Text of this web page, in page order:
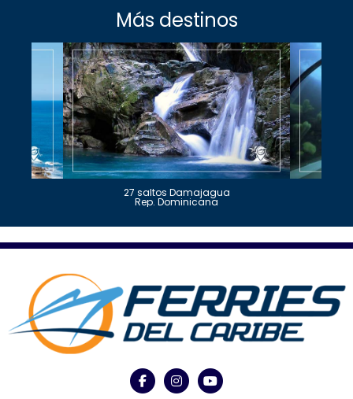
Más destinos
27 saltos Damajagua
Rep. Dominicana